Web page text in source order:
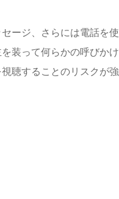
ージ、さらには電話を使
装って何らかの呼びかけ
聴することのリスクが強